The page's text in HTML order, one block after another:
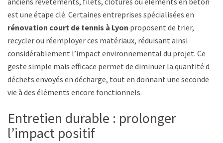
est une étape clé. Certaines entreprises spécialisées en
rénovation court de tennis à Lyon proposent de trier,
recycler ou réemployer ces matériaux, réduisant ainsi
considérablement l’impact environnemental du projet. Ce
geste simple mais efficace permet de diminuer la quantité de
déchets envoyés en décharge, tout en donnant une seconde
vie à des éléments encore fonctionnels.
Entretien durable : prolonger
l’impact positif